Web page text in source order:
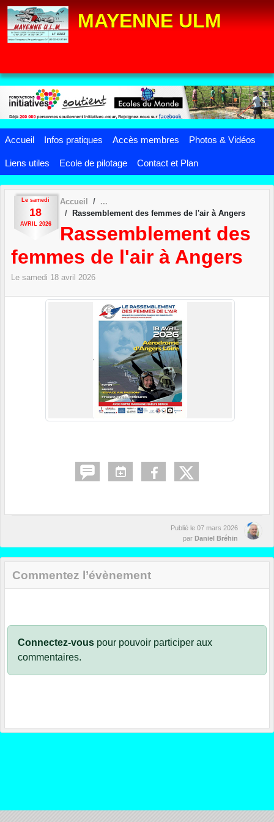
MAYENNE ULM
Accueil Infos pratiques Accès membres Photos & Vidéos
Liens utiles Ecole de pilotage Contact et Plan
Le samedi
18
AVRIL 2026
Accueil
Rassemblement des femmes de l'air à Angers
Rassemblement des
femmes de l'air à Angers
Le samedi 18 avril 2026
Publié le 07 mars 2026
par Daniel Bréhin
Commentez l’évènement
Connectez-vous pour pouvoir participer aux
commentaires.
Panneau de gestion des cookies